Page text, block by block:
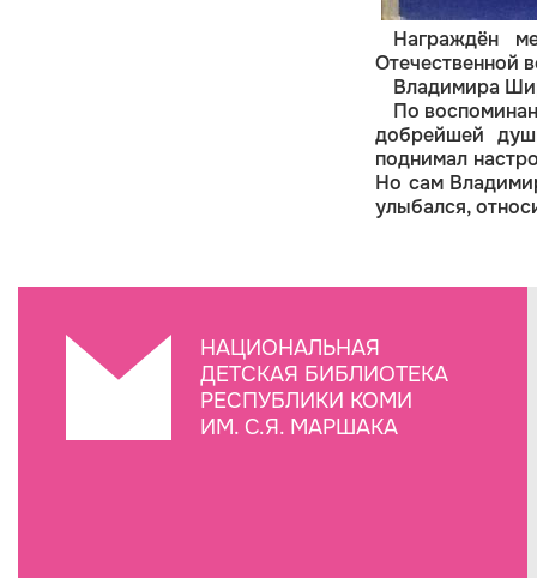
Награждён
Отечественной
Владимира
По
добрейшей
поднимал
Но сам
улыбался,
НАЦИОНАЛЬНАЯ
ДЕТСКАЯ БИБЛИОТЕКА
РЕСПУБЛИКИ КОМИ
ИМ. С.Я. МАРШАКА